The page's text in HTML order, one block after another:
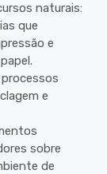
naturais:
que
e
e
sobre
de